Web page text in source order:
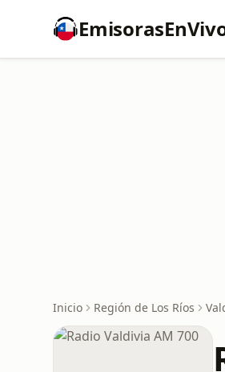
Inicio Región de Los Ríos